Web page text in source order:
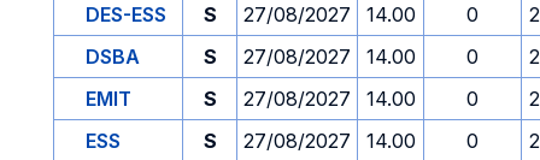
DES-ESS
S 27/08/2027 14.00 0
DSBA
S 27/08/2027 14.00 0
EMIT
S 27/08/2027 14.00 0
ESS
S 27/08/2027 14.00 0